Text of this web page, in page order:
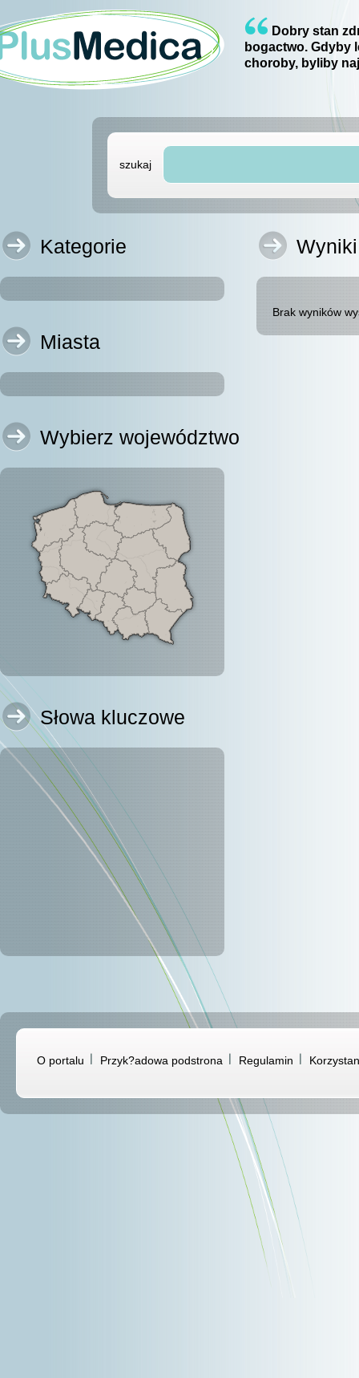
Dobry stan
bogactwo. Gdyby
choroby, byliby
szukaj
Kategorie
Miasta
Wybierz województwo
Słowa kluczowe
Brak wyników
O portalu Przyk?adowa podstrona Regulamin